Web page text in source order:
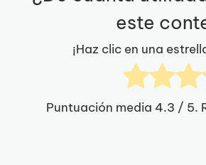
este
¡Haz clic en una
Puntuación media 4.3 / 5.